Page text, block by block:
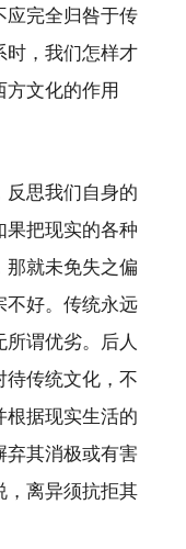
应完全归咎于传
时，我们怎样才
方文化的作用
反思我们自身的
果把现实的各种
那就未免失之偏
不好。传统永远
谓优劣。后人
待传统文化，不
根据现实生活的
弃其消极或有害
，离异须抗拒其